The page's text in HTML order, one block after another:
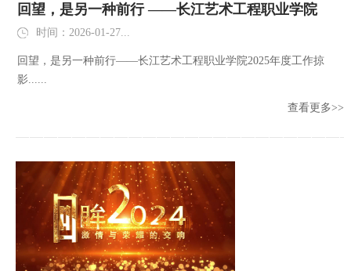
回望，是另一种前行 ——长江艺术工程职业学院
2025年度工作掠影
时间：2026-01-27...
回望，是另一种前行——长江艺术工程职业学院2025年度工作掠
影......
查看更多>>